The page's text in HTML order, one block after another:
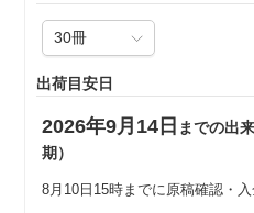
出荷目安日
2026年9月14日 までの出
期）
8月10日15時までに原稿確認・